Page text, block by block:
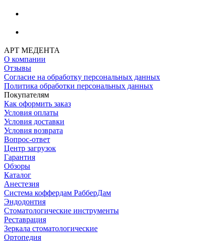
АРТ МЕДЕНТА
О компании
Отзывы
Согласие на обработку персональных данных
Политика обработки персональных данных
Покупателям
Как оформить заказ
Условия оплаты
Условия доставки
Условия возврата
Вопрос-ответ
Центр загрузок
Гарантия
Обзоры
Каталог
Анестезия
Система коффердам РабберДам
Эндодонтия
Стоматологические инструменты
Реставрация
Зеркала стоматологические
Ортопедия